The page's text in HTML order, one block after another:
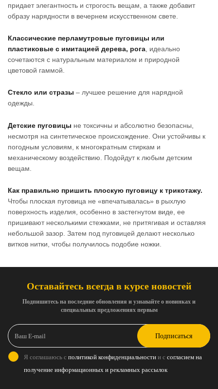
придает элегантность и строгость вещам, а также добавит
образу нарядности в вечернем искусственном свете.
Классические перламутровые пуговицы или
пластиковые с имитацией дерева, рога , идеально
сочетаются с натуральным материалом и природной
цветовой гаммой.
Стекло или стразы – лучшее решение для нарядной
одежды.
Детские пуговицы не токсичны и абсолютно безопасны,
несмотря на синтетическое происхождение. Они устойчивы к
погодным условиям, к многократным стиркам и
механическому воздействию. Подойдут к любым детским
вещам.
Как правильно пришить плоскую пуговицу к трикотажу.
Чтобы плоская пуговица не «впечатывалась» в рыхлую
поверхность изделия, особенно в застегнутом виде, ее
пришивают несколькими стежками, не притягивая и оставляя
небольшой зазор. Затем под пуговицей делают несколько
витков нитки, чтобы получилось подобие ножки.
Оставайтесь всегда в курсе новостей
Подпишитесь на последние обновления и узнавайте о новинках и
специальных предложениях первым
Подписаться
Я соглашаюсь с политикой конфиденциальности и с согласием на
получение информационных и рекламных рассылок